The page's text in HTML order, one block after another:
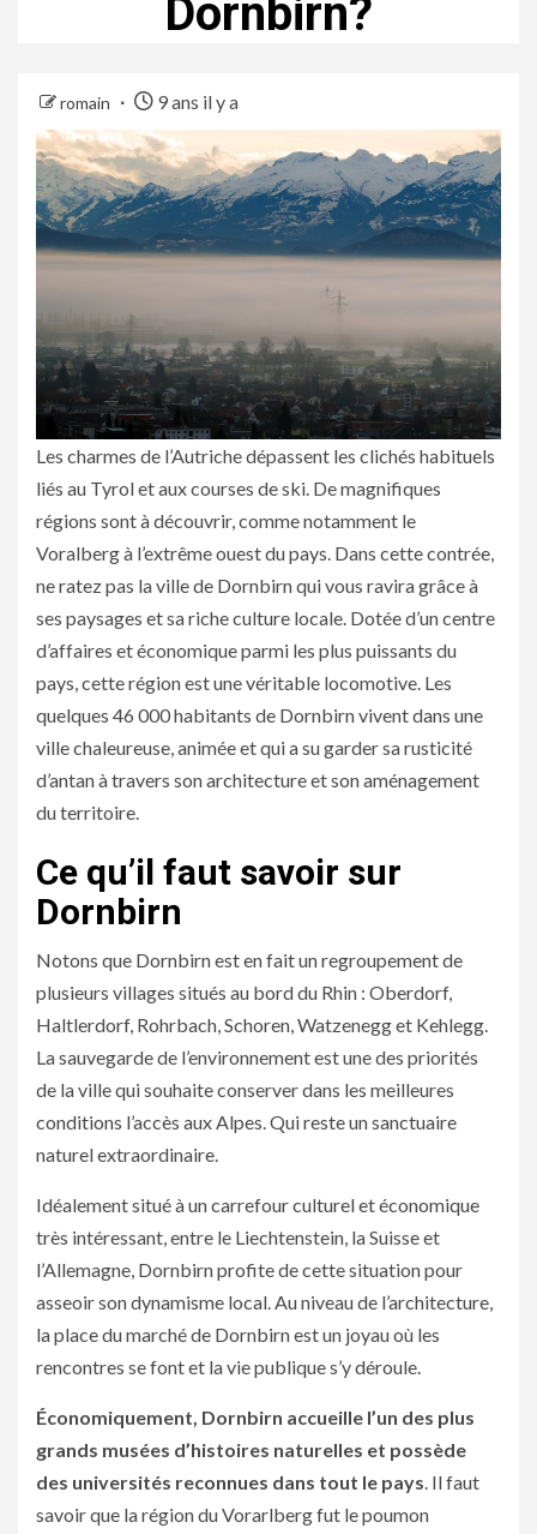
Dornbirn?
romain 9 ans il y a
Les charmes de l’Autriche dépassent les clichés habituels
liés au Tyrol et aux courses de ski. De magnifiques
régions sont à découvrir, comme notamment le
Voralberg à l’extrême ouest du pays. Dans cette contrée,
ne ratez pas la ville de Dornbirn qui vous ravira grâce à
ses paysages et sa riche culture locale. Dotée d’un centre
d’affaires et économique parmi les plus puissants du
pays, cette région est une véritable locomotive. Les
quelques 46 000 habitants de Dornbirn vivent dans une
ville chaleureuse, animée et qui a su garder sa rusticité
d’antan à travers son architecture et son aménagement
du territoire.
Ce qu’il faut savoir sur
Dornbirn
Notons que Dornbirn est en fait un regroupement de
plusieurs villages situés au bord du Rhin : Oberdorf,
Haltlerdorf, Rohrbach, Schoren, Watzenegg et Kehlegg.
La sauvegarde de l’environnement est une des priorités
de la ville qui souhaite conserver dans les meilleures
conditions l’accès aux Alpes. Qui reste un sanctuaire
naturel extraordinaire.
Idéalement situé à un carrefour culturel et économique
très intéressant, entre le Liechtenstein, la Suisse et
l’Allemagne, Dornbirn profite de cette situation pour
asseoir son dynamisme local. Au niveau de l’architecture,
la place du marché de Dornbirn est un joyau où les
rencontres se font et la vie publique s’y déroule.
Économiquement, Dornbirn accueille l’un des plus
grands musées d’histoires naturelles et possède
des universités reconnues dans tout le pays. Il faut
savoir que la région du Vorarlberg fut le poumon